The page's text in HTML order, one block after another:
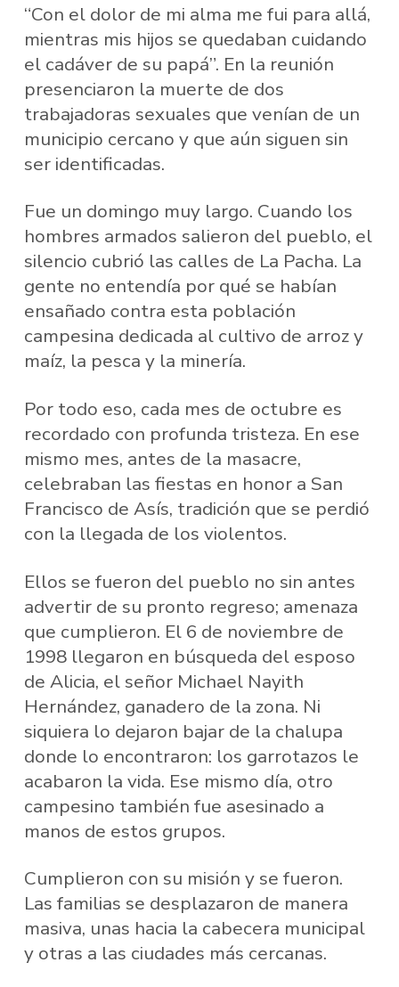
“Con el dolor de mi alma me fui para allá,
mientras mis hijos se quedaban cuidando
el cadáver de su papá”. En la reunión
presenciaron la muerte de dos
trabajadoras sexuales que venían de un
municipio cercano y que aún siguen sin
ser identificadas.
Fue un domingo muy largo. Cuando los
hombres armados salieron del pueblo, el
silencio cubrió las calles de La Pacha. La
gente no entendía por qué se habían
ensañado contra esta población
campesina dedicada al cultivo de arroz y
maíz, la pesca y la minería.
Por todo eso, cada mes de octubre es
recordado con profunda tristeza. En ese
mismo mes, antes de la masacre,
celebraban las fiestas en honor a San
Francisco de Asís, tradición que se perdió
con la llegada de los violentos.
Ellos se fueron del pueblo no sin antes
advertir de su pronto regreso; amenaza
que cumplieron. El 6 de noviembre de
1998 llegaron en búsqueda del esposo
de Alicia, el señor Michael Nayith
Hernández, ganadero de la zona. Ni
siquiera lo dejaron bajar de la chalupa
donde lo encontraron: los garrotazos le
acabaron la vida. Ese mismo día, otro
campesino también fue asesinado a
manos de estos grupos.
Cumplieron con su misión y se fueron.
Las familias se desplazaron de manera
masiva, unas hacia la cabecera municipal
y otras a las ciudades más cercanas.